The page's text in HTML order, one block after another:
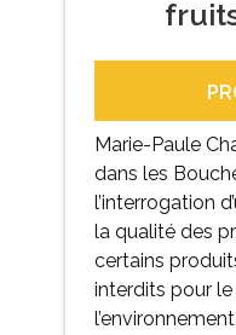
Marie-Paule
dans les
l’interrogation
la qualité des
certains
interdits pour